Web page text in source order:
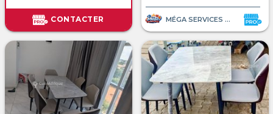
CONTACTER MÉGA SERVICES ET VENTE